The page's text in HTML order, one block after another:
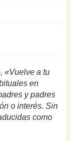
«Vuelve a tu
en
y padres
o interés. Sin
como